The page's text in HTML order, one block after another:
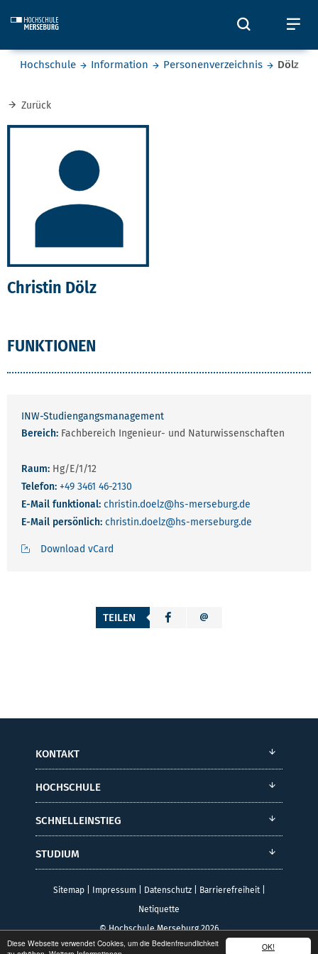
OK!
Diese Webseite verwendet Cookies, um die Bedienfreundlichkeit
Öffnet
Sie befinden sich hier:
Hochschule Information Personenverzeichnis Dölz
Zurück
Christin Dölz
FUNKTIONEN
INW-Studiengangsmanagement
Bereich: Fachbereich Ingenieur- und Naturwissenschaften
Raum: Hg/E/1/12
Telefon: +49 3461 46-2130
E-Mail funktional: christin.doelz@hs-merseburg.de
E-Mail persönlich: christin.doelz@hs-merseburg.de
Download vCard
TEILEN
KONTAKT
HOCHSCHULE
SCHNELLEINSTIEG
STUDIUM
Sitemap| Impressum| Datenschutz| Barrierefreiheit|
Netiquette
© Hochschule Merseburg 2026